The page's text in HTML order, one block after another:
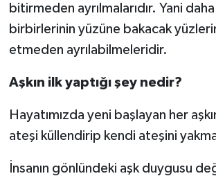
bitirmeden ayrılmalarıdır. Yani
birbirlerinin yüzüne bakacak
etmeden ayrılabilmeleridir.
Aşkın ilk yaptığı şey nedir?
Hayatımızda yeni başlayan her
ateşi küllendirip kendi ateşini
İnsanın gönlündeki aşk duygusu